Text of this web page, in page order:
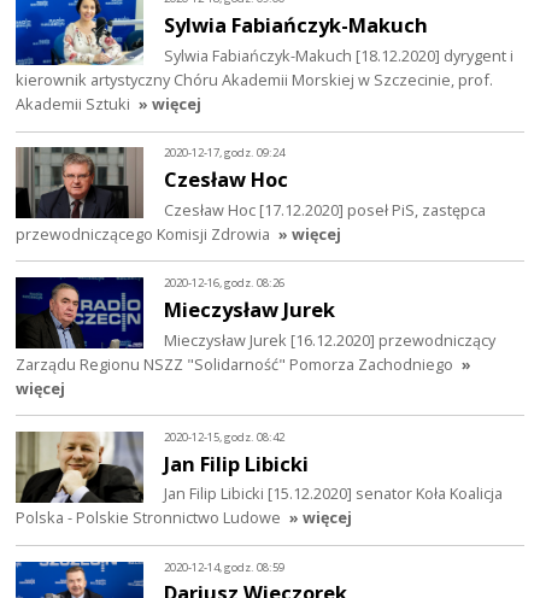
Sylwia Fabiańczyk-Makuch
Sylwia Fabiańczyk-Makuch [18.12.2020] dyrygent i
kierownik artystyczny Chóru Akademii Morskiej w Szczecinie, prof.
Akademii Sztuki » więcej
2020-12-17, godz. 09:24
Czesław Hoc
Czesław Hoc [17.12.2020] poseł PiS, zastępca
przewodniczącego Komisji Zdrowia » więcej
2020-12-16, godz. 08:26
Mieczysław Jurek
Mieczysław Jurek [16.12.2020] przewodniczący
Zarządu Regionu NSZZ "Solidarność" Pomorza Zachodniego »
więcej
2020-12-15, godz. 08:42
Jan Filip Libicki
Jan Filip Libicki [15.12.2020] senator Koła Koalicja
Polska - Polskie Stronnictwo Ludowe » więcej
2020-12-14, godz. 08:59